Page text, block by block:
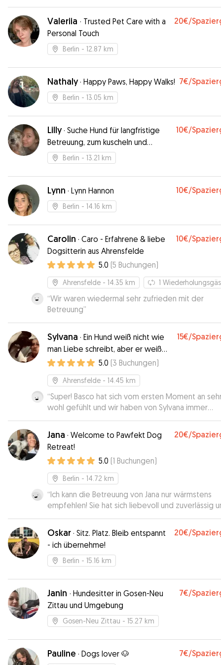
Valeriia · Trusted Pet Care with a
Personal Touch
20€/
Berlin - 12.87 km
Nathaly· Happy Paws, Happy Walks! 7€/
Berlin - 13.05 km
Lilly· Suche Hund für langfristige
Betreuung, zum kuscheln und
spazieren gehen
10€/
Berlin - 13.21 km
Lynn · Lynn Hannon 10€/
Berlin - 14.16 km
Carolin · Caro - Erfahrene & liebe
Dogsitterin aus Ahrensfelde
10€/
5.0 (5 Buchungen)
Ahrensfelde - 14.35 km 1
“Wir waren wiedermal sehr zufrieden mit der
Betreuung”
Sylvana · Ein Hund weiß nicht wie
man Liebe schreibt, aber er weiß
wie man sie täglich zeigt!
15€/
5.0 (3 Buchungen)
Ahrensfelde - 14.45 km
“Super! Basco hat sich vom ersten Moment an
wohl gefühlt und wir haben von Sylvana immer
Updates bekommen. Wir waren voll und ganz
zufrieden. Sehr gern wieder!
Jana · Welcome to Pawfekt Dog
Retreat!
20€/
5.0 (1 Buchungen)
Berlin - 14.72 km
“Ich kann die Betreuung von Jana nur wärmstens
empfehlen! Sie hat sich liebevoll und zuverlässig
meine kleine Emma (eine Bolonka) gekümmert.
ist normalerweise etwas schüchtern, aber bei ihr
sie sich sofort wohlgefühlt. Der Umgang war sehr
fürsorglich, und ich habe regelmäßige Updates und
Bilder erhalten, was mir ein gutes Gefühl gegeben
Erfahrung mitbringt. Ich werde sie auf jeden Fall
buchen – Emma freut sich schon auf das nächste
Oskar · Sitz. Platz. Bleib entspannt
- ich übernehme!
20€/
Berlin - 15.16 km
Janin · Hundesitter in Gosen-Neu
Zittau und Umgebung
7€/
Gosen-Neu Zittau - 15.27 km
Pauline · Dogs lover 🐶 7€/